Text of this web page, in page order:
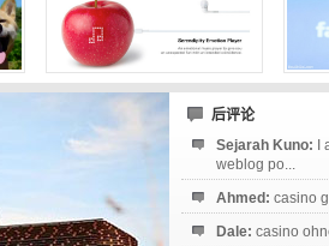
后评论
Sejarah Kuno:
weblog po...
Ahmed: casino
Dale: casino